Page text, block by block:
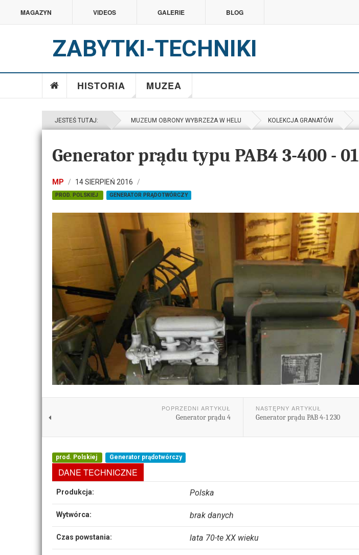
MAGAZYN VIDEOS GALERIE BLOG
ZABYTKI-TECHNIKI
HISTORIA MUZEA
JESTEŚ TUTAJ: MUZEUM OBRONY WYBRZEŻA W HELU KOLEKCJA GRANATÓW
Generator prądu typu PAB4 3-400 - 01
MP 14 SIERPIEŃ 2016
PROD. POLSKIEJ GENERATOR PRĄDOTWÓRCZY
POPRZEDNI ARTYKUŁ
Generator prądu 4
NASTĘPNY ARTYKUŁ
Generator prądu PAB 4-1 230
prod. Polskiej Generator prądotwórczy
DANE TECHNICZNE
Produkcja: Polska
Wytwórca: brak danych
Czas powstania: lata 70-te XX wieku